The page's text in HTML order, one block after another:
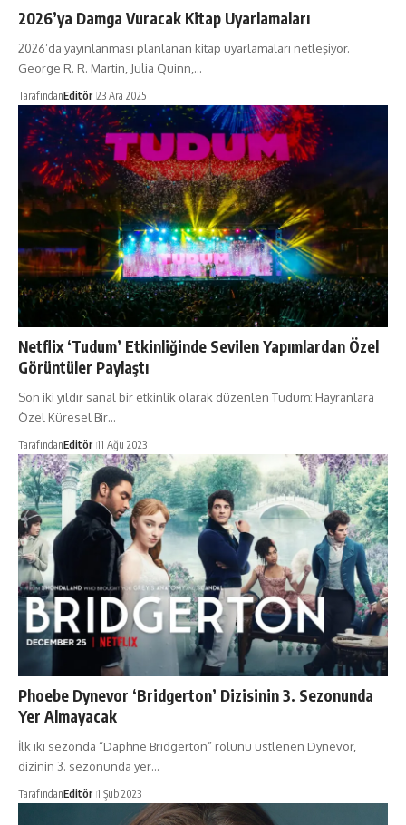
2026’ya Damga Vuracak Kitap Uyarlamaları
2026’da yayınlanması planlanan kitap uyarlamaları netleşiyor.
George R. R. Martin, Julia Quinn,…
TarafındanEditör 23 Ara 2025
Netflix ‘Tudum’ Etkinliğinde Sevilen Yapımlardan Özel
Görüntüler Paylaştı
Son iki yıldır sanal bir etkinlik olarak düzenlen Tudum: Hayranlara
Özel Küresel Bir…
TarafındanEditör 11 Ağu 2023
Phoebe Dynevor ‘Bridgerton’ Dizisinin 3. Sezonunda
Yer Almayacak
İlk iki sezonda “Daphne Bridgerton” rolünü üstlenen Dynevor,
dizinin 3. sezonunda yer…
TarafındanEditör 1 Şub 2023